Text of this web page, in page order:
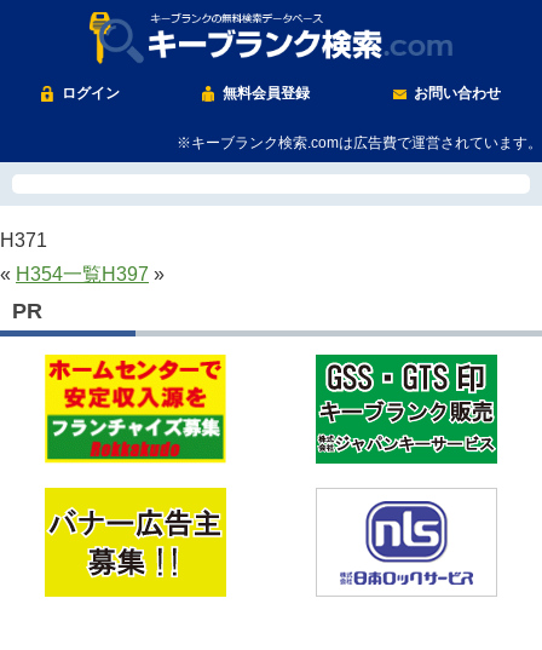
ログイン 無料会員登録 お問い合わせ
※キーブランク検索.comは広告費で運営されています。
H371
« H354一覧H397 »
PR